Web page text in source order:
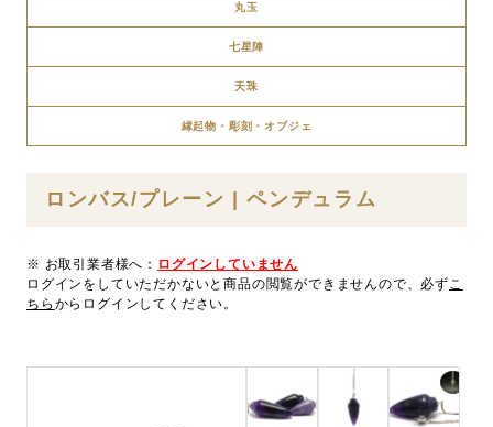
丸玉
七星陣
天珠
縁起物・彫刻・オブジェ
ロンバス/プレーン | ペンデュラム
※ お取引業者様へ： ログインしていません
ログインをしていただかないと商品の閲覧ができませんので、必ずこ
ちら からログインしてください。